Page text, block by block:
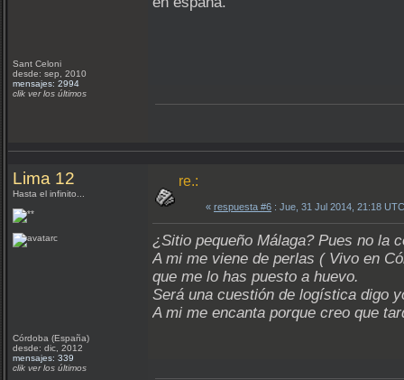
Sant Celoni
desde: sep, 2010
mensajes: 2994
clik ver los últimos
Lima 12
Hasta el infinito...
Córdoba (España)
desde: dic, 2012
mensajes: 339
clik ver los últimos
re.:
« respuesta #6 : Jue, 31 Jul 2014, 21:18
¿Sitio pequeño Málaga? Pues no la
A mi me viene de perlas ( Vivo en
que me lo has puesto a huevo.
Será una cuestión de logística digo
A mi me encanta porque creo que